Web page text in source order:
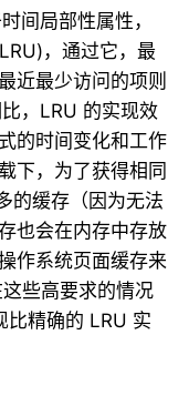
间局部性属性，
，通过它，最
近最少访问的项则
，LRU 的实现效
的时间变化和工作
下，为了获得相同
的缓存（因为无法
也会在内存中存放
作系统页面缓存来
些高要求的情况
比精确的 LRU 实